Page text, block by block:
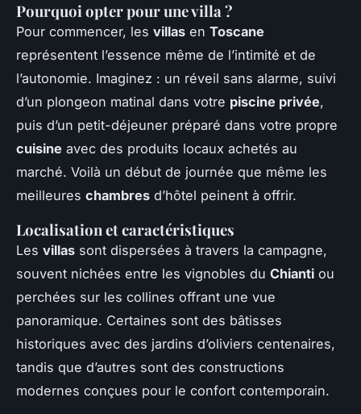
Pourquoi opter pour une villa ?
Pour commencer, les villas en Toscane
représentent l’essence même de l’intimité et de
l’autonomie. Imaginez : un réveil sans alarme, suivi
d’un plongeon matinal dans votre piscine privée,
puis d’un petit-déjeuner préparé dans votre propre
cuisine avec des produits locaux achetés au
marché. Voilà un début de journée que même les
meilleures chambres d’hôtel peinent à offrir.
Localisation et caractéristiques
Les villas sont dispersées à travers la campagne,
souvent nichées entre les vignobles du Chianti ou
perchées sur les collines offrant une vue
panoramique. Certaines sont des bâtisses
historiques avec des jardins d’oliviers centenaires,
tandis que d’autres sont des constructions
modernes conçues pour le confort contemporain.